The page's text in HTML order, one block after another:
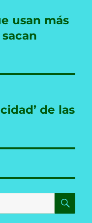
usan más
de las